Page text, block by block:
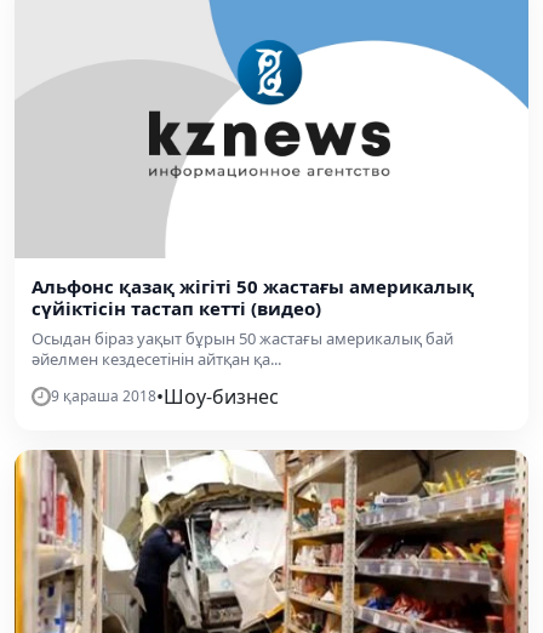
Альфонс қазақ жігіті 50 жастағы америкалық
сүйіктісін тастап кетті (видео)
Осыдан біраз уақыт бұрын 50 жастағы америкалық бай
әйелмен кездесетінін айтқан қа...
9 қараша 2018•Шоу-бизнес